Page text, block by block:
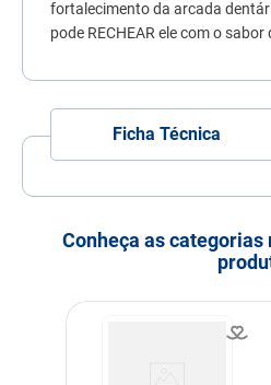
fortalecimento da arcada
pode RECHEAR ele com o sabor
Ficha Técnica
Idade
Linha
Conheça as